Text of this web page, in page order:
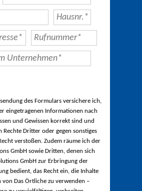
des Formulars versichere ich,
eingetragenen Informationen nach
und Gewissen korrekt sind und
Rechte Dritter oder gegen sonstiges
verstoßen. Zudem räume ich der
GmbH sowie Dritten, denen sich
GmbH zur Erbringung der
bedient, das Recht ein, die Inhalte
von Das Örtliche zu verwenden –